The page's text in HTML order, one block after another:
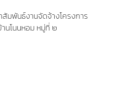
สัมพันธ์งานจัดจ้างโครงการ
นโนนหอม หมู่ที่ ๒